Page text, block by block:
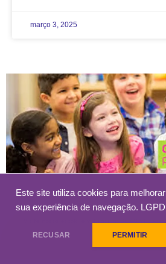
Este site utiliza cookies para melhorar
sua experiência de navegação. LGPD
RECUSAR PERMITIR
março 3, 2025